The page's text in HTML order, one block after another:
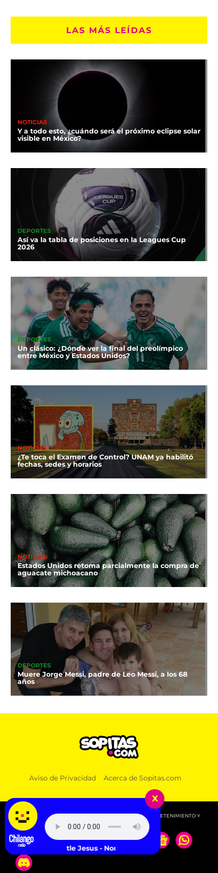
LAS MÁS LEÍDAS
NOTICIAS
Y a todo esto, ¿cuándo será el próximo eclipse solar
visible en México?
DEPORTES
Así va la tabla de posiciones en la Leagues Cup
2026
DEPORTES
Un clásico: ¿Dónde ver la final del preolímpico
entre México y Estados Unidos?
NOTICIAS
¿Te toca el Examen de Control? UNAM ya habilitó
fechas, sedes y horarios
NOTICIAS
Estados Unidos retoma parcialmente la compra de
aguacate michoacano
DEPORTES
Muere Jorge Messi, padre de Leo Messi, a los 68
años
Aviso de Privacidad Acerca de Sopitas.com
© 2026 SOPITAS.COM - MÚSICA, NOTICIAS, DEPORTES, ENTRETENIMIENTO Y
MÁS!.
x
Little Jesus - Norte - Bonus